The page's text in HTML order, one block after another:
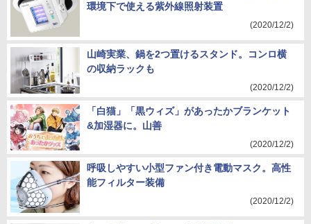
環境下で使える紫外線照射装置
(2020/12/2)
山崎実業、鍋を2つ置けるスタンド。コンロ横
の収納ラックも
(2020/12/2)
「白猫」「黒ウィズ」があったかブランケット
&加湿器に。山善
(2020/12/2)
呼吸しやすい小型ファン付き電動マスク。高性
能フィルター装備
(2020/12/2)